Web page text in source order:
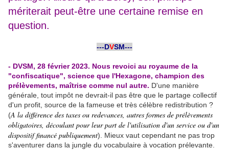
mériterait peut-être une certaine remise en
question.
---DVSM---
- DVSM, 28 février 2023. Nous revoici au royaume de la
"confiscatique", science que l'Hexagone, champion des
prélèvements, maîtrise comme nul autre. D'une manière
générale, tout impôt ne devrait-il pas être que le partage collectif
d'un profit, source de la fameuse et très célèbre redistribution ?
(A la différence des taxes ou redevances, autres formes de prélèvements
obligatoires, découlant pour leur part de l'utilisation d'un service ou d'un
dispositif financé publiquement). Mieux vaut cependant ne pas trop
s'aventurer dans la jungle du vocabulaire à vocation prélevante.